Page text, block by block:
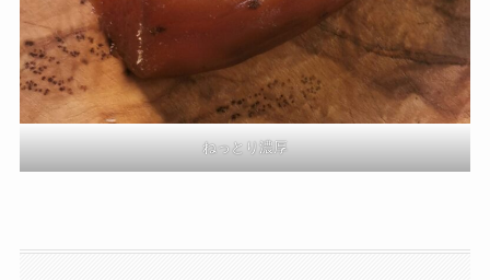
ねっとり濃厚